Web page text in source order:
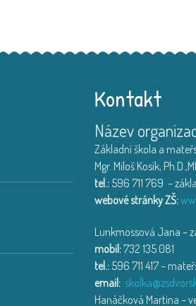
Výlet na farmu v Hlučín
Děti ze třídy
18. 6. 2026
Třída Motýlek a
14. 6. 2026
Den dětí se sovičkou
Den dětí v MŠ Dne
Kontakt
Název
Základní škola a
Mgr. Miloš Kosík,
tel.: 596 711 769 –
webové stránky ZŠ:
Lunkmossová Jana –
mobil: 732 135 081
tel.: 596 711 417 –
email:
Hanáčková Martina –